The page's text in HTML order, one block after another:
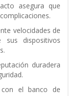
asegura que
velocidades de
sus dispositivos
duradera
el banco de